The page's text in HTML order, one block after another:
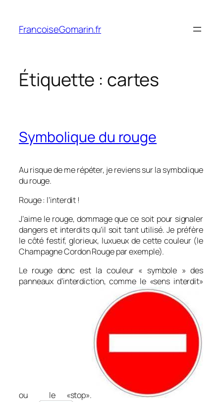
contenu
FrancoiseGomarin.fr
Étiquette : cartes
Symbolique du rouge
Au risque de me répéter, je reviens sur la symbolique
du rouge.
Rouge : l’interdit !
J’aime le rouge, dommage que ce soit pour signaler
dangers et interdits qu’il soit tant utilisé. Je préfère
le côté festif, glorieux, luxueux de cette couleur (le
Champagne Cordon Rouge par exemple).
Le rouge donc est la couleur « symbole » des
panneaux d’interdiction, comme le «sens interdit»
ou le «stop».